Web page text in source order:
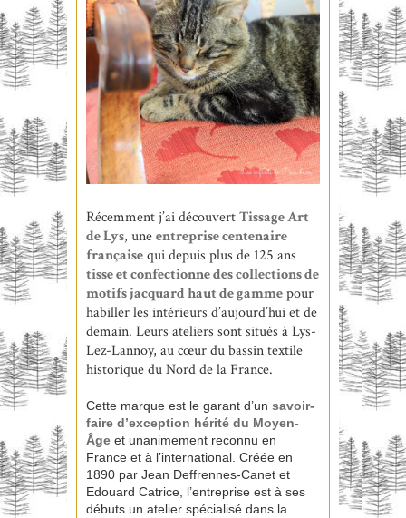
Récemment j’ai découvertTissage Art
de Lys, uneentreprise centenaire
françaisequi depuis plus de 125 ans
tisse et confectionne des collections de
motifsjacquardhaut de gammepour
habiller les intérieurs d’aujourd’hui et de
demain. Leurs ateliers sont situés à Lys-
Lez-Lannoy, au cœur du bassin textile
historique du Nord de la France.
Cette marque est le garant d’un savoir-
faire d’exception hérité du Moyen-
Âge et unanimement reconnu en
France et à l’international. Créée en
1890 par Jean Deffrennes-Canet et
Edouard Catrice, l’entreprise est à ses
débuts un atelier spécialisé dans la